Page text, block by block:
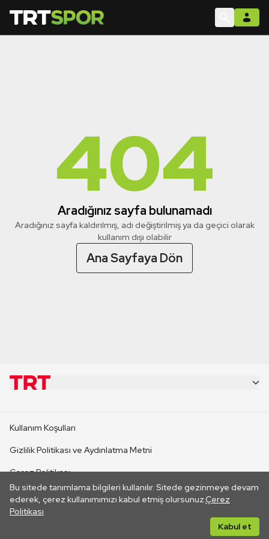
404
Aradığınız sayfa bulunamadı
Aradığınız sayfa kaldırılmış, adı değiştirilmiş ya da geçici olarak
kullanım dışı olabilir
Ana Sayfaya Dön
Bu sitede tanımlama bilgileri kullanılır. Sitede gezinmeye devam
ederek, çerez kullanımımızı kabul etmiş olursunuz.Çerez
Politikası
Kabul et
CANLI YAYINLAR
Kullanım Koşulları
Gizlilik Politikası ve Aydınlatma Metni
Çerez Politikası
İletişim
Her hakkı saklıdır. ©2026 TRT. Bağlantı yoluyla gidilen dış